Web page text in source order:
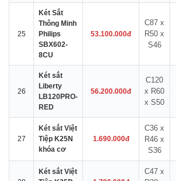
25
Két Sắt
Thông Minh
Philips
SBX602-
8CU
53.100.000đ
C87 x
R50 x
S46
26
Két sắt
Liberty
LB120PRO-
RED
56.200.000đ
C120
x R60
x S50
27
Két sắt Việt
Tiệp K25N
khóa cơ
1.690.000đ
C36 x
R46 x
S36
Két sắt Việt
C47 x